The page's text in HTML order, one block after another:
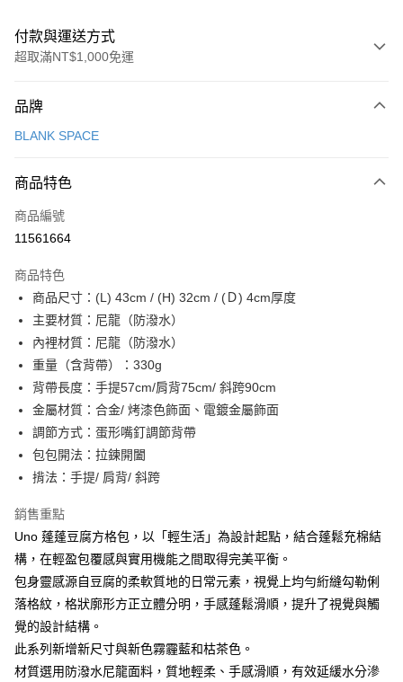
付款與運送方式
超取滿NT$1,000免運
信用卡一次付款
Apple Pay
街口支付
Google Pay
全盈+PAY
大哥付你分期
相關說明
【大哥付你分期使用說明】
1.本服務由台灣大哥大提供，台灣大哥大用戶可立即使用無須另外申請。
2.付款方式選擇「大哥付你分期」，訂單成立後會自動跳轉到大哥付的交易
流程，驗證手機門號後，選擇欲分期的期數、繳款截止日，確認付款後即完
成交易。
3.實際核准額度、可分期數及費用金額請依後續交易確認頁面所載為準。
消。如遇「轉專審核」未通過狀況，表示未達大哥付你分期系統評分，恕無
法說明評估內容。
【繳款方式說明】
1.分期款項不併入電信帳單，「大哥付你分期」於每月結算日後寄送繳費提
2.透過簡訊連結打開帳單後，可選擇「超商條碼／台灣大直營門市／銀行轉
帳／街口支付／iPASS MONEY」等通路繳費。
【注意事項】
1.本服務係由「台灣大哥大股份有限公司」（以下簡稱本公司）所提供，讓
用戶於交易時，得透過本服務購買商品或服務，並由商店將買賣／分期付款
AFTEE先享後付
相關說明
【關於「AFTEE先享後付」】
AFTEE先享後付是「在收到商品之後才付款」的支付方式。 讓您購物簡單
便利好安心！
２．便利：只要手機號碼，簡訊認證，即可結帳。
３．安心：先確認商品／服務後，再付款。
【「AFTEE先享後付」結帳流程】
１．於結帳方式選擇「AFTEE先享後付」後，將跳轉至「AFTEE先享後付」
２．訂單成立數日內，您將收到繳費通知簡訊。
３．收到繳費通知簡訊後14天內，點擊此簡訊中的連結，可透過四大超商／
ATM／網路銀行／等多元方式進行付款，方視為交易完成。
※ 請注意：結帳手續完成當下不需立刻繳費，但若您需要取消訂單，請聯絡
購買商品的店家。未經商家同意取消之訂單仍視為有效，需透過AFTEE先享
ATM付款
運送方式
付款後全家取貨
每筆NT$70，滿NT$1,000(含以上)免運費
付款後7-11取貨
宅配
每筆NT$100，滿NT$1,200(含以上)免運費
品牌
BLANK SPACE
商品特色
商品編號
11561664
商品特色
商品尺寸：(L) 43cm / (H) 32cm / (Ｄ) 4cm厚度
主要材質：尼龍（防潑水）
內裡材質：尼龍（防潑水）
重量（含背帶）：330g
背帶長度：手提57cm/肩背75cm/ 斜跨90cm
金屬材質：合金/ 烤漆色飾面、電鍍金屬飾面
調節方式：蛋形嘴釘調節背帶
包包開法：拉鍊開闔
揹法：手提/ 肩背/ 斜跨
銷售重點
Uno 蓬蓬豆腐方格包，以「輕生活」為設計起點，結合蓬鬆充棉結
構，在輕盈包覆感與實用機能之間取得完美平衡。
包身靈感源自豆腐的柔軟質地的日常元素，視覺上均勻絎縫勾勒俐
落格紋，格狀廓形方正立體分明，手感蓬鬆滑順，提升了視覺與觸
覺的設計結構。
此系列新增新尺寸與新色霧霾藍和枯茶色。
材質選用防潑水尼龍面料，質地輕柔、手感滑順，有效延緩水分滲